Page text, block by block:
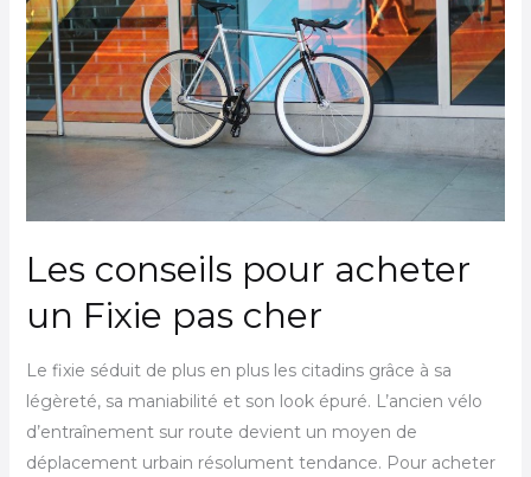
Les conseils pour acheter
un Fixie pas cher
Le fixie séduit de plus en plus les citadins grâce à sa
légèreté, sa maniabilité et son look épuré. L’ancien vélo
d’entraînement sur route devient un moyen de
déplacement urbain résolument tendance. Pour acheter
acheter
un
Fixie
pas
cher